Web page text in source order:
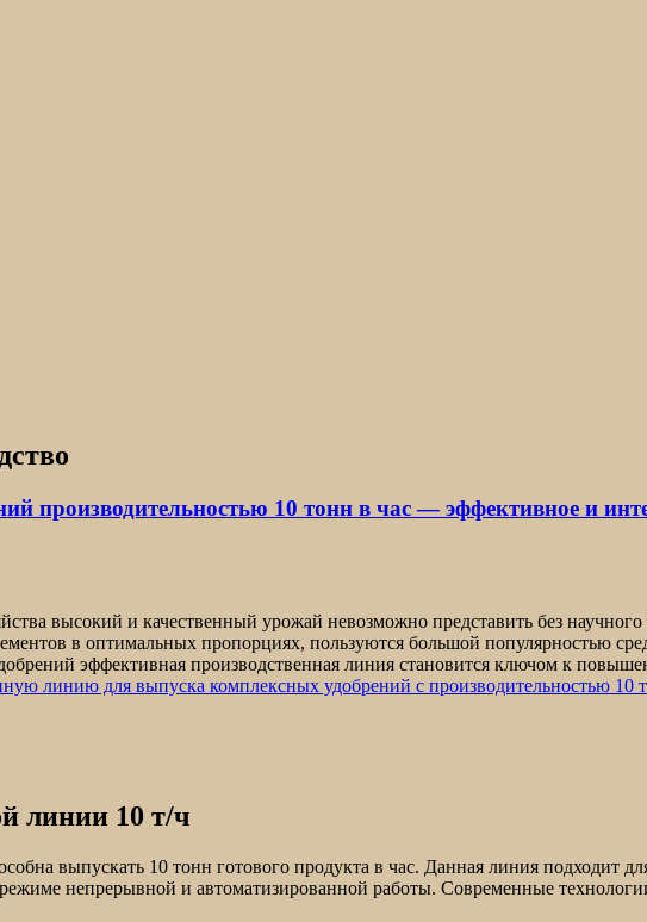
производительностью 10 тонн в час — эффективное и
высокий и качественный урожай невозможно представить без
в оптимальных пропорциях, пользуются большой популярностью
эффективная производственная линия становится ключом к
линию для выпуска комплексных удобрений с производительностью 10
линии 10 т/ч
выпускать 10 тонн готового продукта в час. Данная линия подходит
непрерывной и автоматизированной работы. Современные